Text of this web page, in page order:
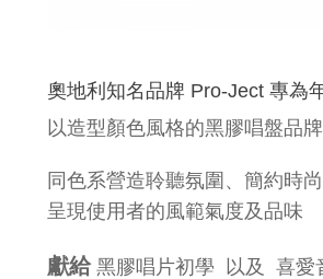
奧地利知名品牌 Pro-Ject 專為
以造型顏色風格的黑膠唱盤品
同色系營造聆聽氛圍、簡約時
呈現使用者的風範氣度及品味
獻給黑膠唱片初學 以及 喜愛